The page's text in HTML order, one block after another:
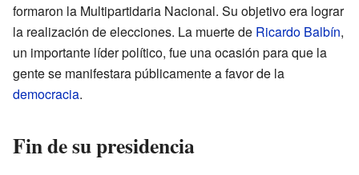
formaron la Multipartidaria Nacional. Su objetivo era lograr
la realización de elecciones. La muerte de Ricardo Balbín,
un importante líder político, fue una ocasión para que la
gente se manifestara públicamente a favor de la
democracia.
Fin de su presidencia